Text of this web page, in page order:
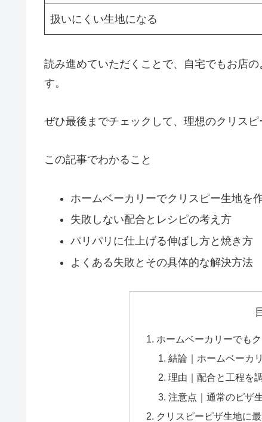
扱いにくい生地になる
読み進めていただくことで、自宅でもお店
す。
ぜひ最後までチェックして、理想のクリスピ
この記事でわかること
ホームベーカリーでクリスピー生地を
失敗しない配合とレシピの考え方
パリパリに仕上げる伸ばし方と焼き方
よくある失敗とその具体的な解決方法
ホームベーカリーでも
結論｜ホームベーカ
理由｜配合と工程を
注意点｜通常のピザ
クリスピーピザ生地に